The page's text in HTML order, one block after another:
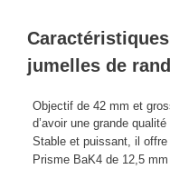
jumelles de
Objectif de 42 mm et
d’avoir une grande
Stable et puissant, il offre
Prisme BaK4 de 12,5